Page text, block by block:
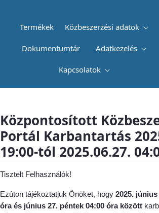
Termékek Közbeszerzési adatok
Dokumentumtár Adatkezelés
Kapcsolatok
Központosított
Portál Karbantartás
19:00-tól 2025.06.27.
Tisztelt Felhasználók!
Ezúton tájékoztatjuk Önöket, hogy 2025.
óra és június 27. péntek 04:00 óra között